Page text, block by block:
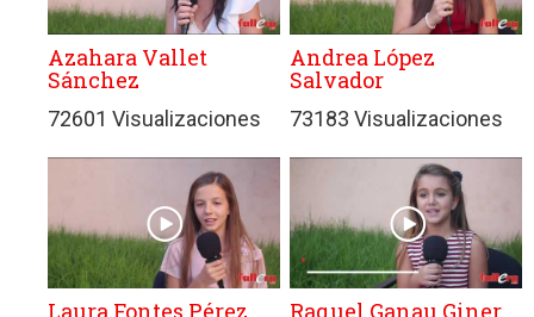
Azahara Vallet
Sánchez
72601 Visualizaciones
Andrea López
Salvador
73183 Visualizaciones
Laura Fontes Pérez Raquel Ganau Giner